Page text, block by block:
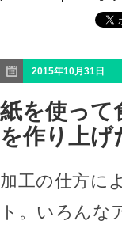
2015年10月31日
紙を使って
を作り上げ
加工の仕方に
ト。いろんな